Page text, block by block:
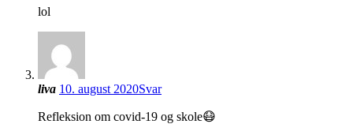
lol
liva 10. august 2020Svar
Refleksion om covid-19 og skole😷